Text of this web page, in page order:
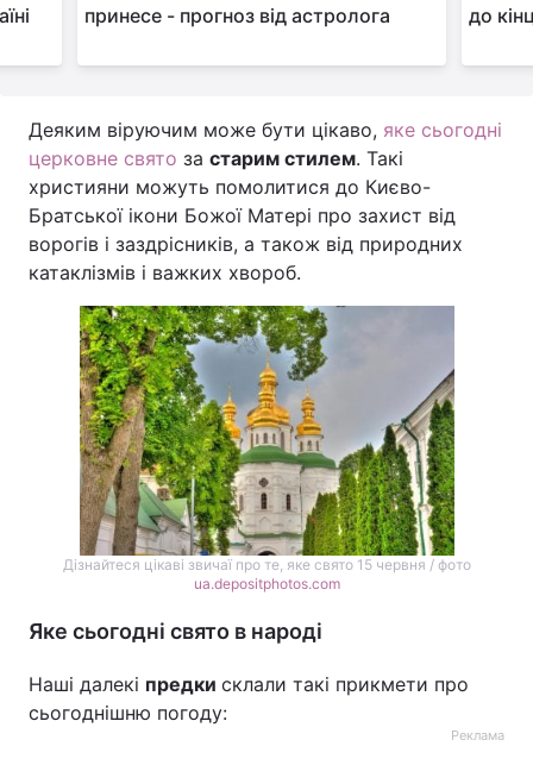
принесе - прогноз від астролога
до
Деяким віруючим може бути цікаво, яке сьогодні
церковне свято за старим стилем. Такі
християни можуть помолитися до Києво-
Братської ікони Божої Матері про захист від
ворогів і заздрісників, а також від природних
катаклізмів і важких хвороб.
Дізнайтеся цікаві звичаї про те, яке свято 15 червня / фото
ua.depositphotos.com
Яке сьогодні свято в народі
Наші далекі предки склали такі прикмети про
сьогоднішню погоду:
Реклама